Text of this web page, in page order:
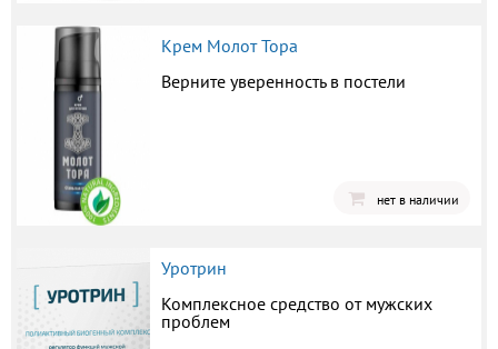
Крем Молот Тора
Верните уверенность в постели
нет в наличии
Уротрин
Комплексное средство от мужских
проблем